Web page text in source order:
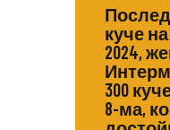
куче
2024,
300
8-ма,